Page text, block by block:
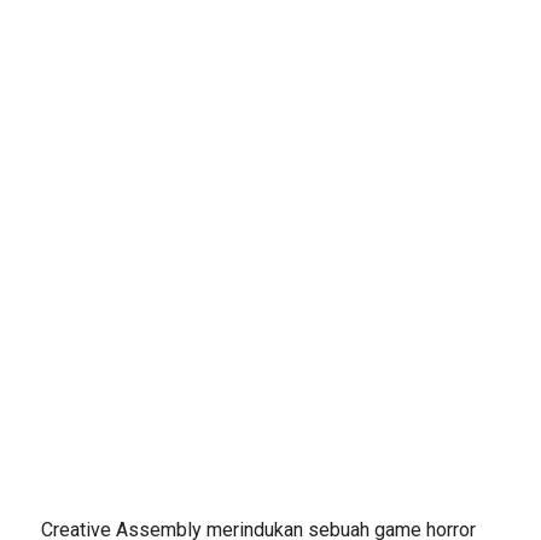
Creative Assembly merindukan sebuah game horror